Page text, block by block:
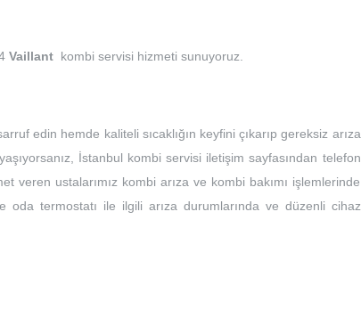
Vaillant kombi servisi hizmeti sunuyoruz.
edin hemde kaliteli sıcaklığın keyfini çıkarıp gereksiz arıza
İstanbul kombi servisi iletişim sayfasından telefon
veren ustalarımız kombi arıza ve kombi bakımı işlemlerinde
termostatı ile ilgili arıza durumlarında ve düzenli cihaz